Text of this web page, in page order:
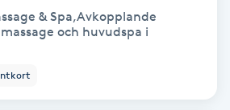
& Spa,Avkopplande
och huvudspa i